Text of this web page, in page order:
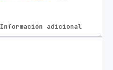
Información adicional